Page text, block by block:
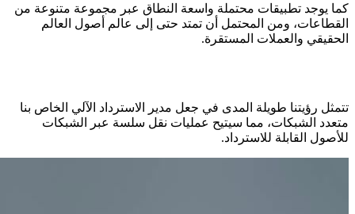
كما يوجد تطبيقات محتملة واسعة النطاق عبر مجموعة متنوعة من
القطاعات، ومن المحتمل أن تمتد حتى إلى عالم أصول العالم
الحقيقي والعملات المستقرة.
تتمثل رؤيتنا طويلة المدى في جعل مدير الاسترداد الآلي الخاص بنا
متعدد الشبكات، مما سيتيح عمليات نقل سلسة عبر الشبكات
للأصول القابلة للاسترداد.